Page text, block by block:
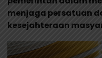
menjaga persatuan
kesejahteraan